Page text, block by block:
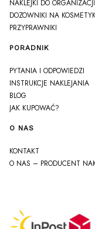
NAKLEJKI DO
DOZOWNIKI NA
PRZYPRAWNIKI
PORADNIK
PYTANIA I ODPOWIEDZI
INSTRUKCJE NAKLEJANIA
BLOG
JAK KUPOWAĆ?
O NAS
KONTAKT
O NAS – PRODUCENT